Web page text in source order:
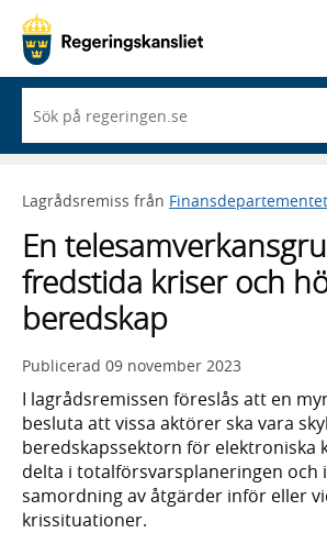
du
börjar
skriva
framträder
lista
med
sökförslag
Lagrådsremiss från Finansdepartementet
En
fredstida kriser och
beredskap
Publicerad 09 november 2023
I lagrådsremissen föreslås att en
besluta att vissa aktörer ska vara
beredskapssektorn för elektroniska
delta i totalförsvarsplaneringen och
samordning av åtgärder inför eller
krissituationer.